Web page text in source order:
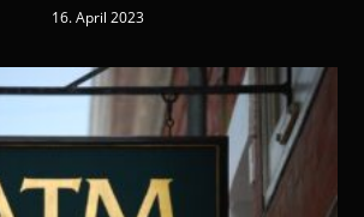
16. April 2023